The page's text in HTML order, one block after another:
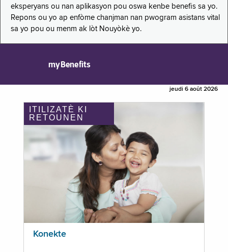
eksperyans ou nan aplikasyon pou oswa kenbe benefis sa yo.
Repons ou yo ap enfòme chanjman nan pwogram asistans vital
sa yo pou ou menm ak lòt Nouyòkè yo.
myBenefits
jeudi 6 août 2026
ITILIZATÈ KI
RETOUNEN
Konekte